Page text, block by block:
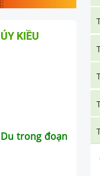
KIỀU
trong đoạn